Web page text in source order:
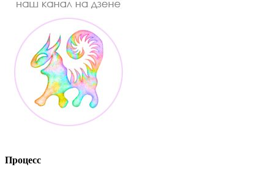
Процесс